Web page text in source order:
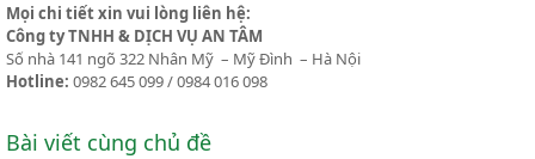
Mọi chi tiết xin vui lòng liên hệ:
Công ty TNHH & DỊCH VỤ AN TÂM
Số nhà 141 ngõ 322 Nhân Mỹ – Mỹ Đình – Hà Nội
Hotline: 0982 645 099 / 0984 016 098
Bài viết cùng chủ đề